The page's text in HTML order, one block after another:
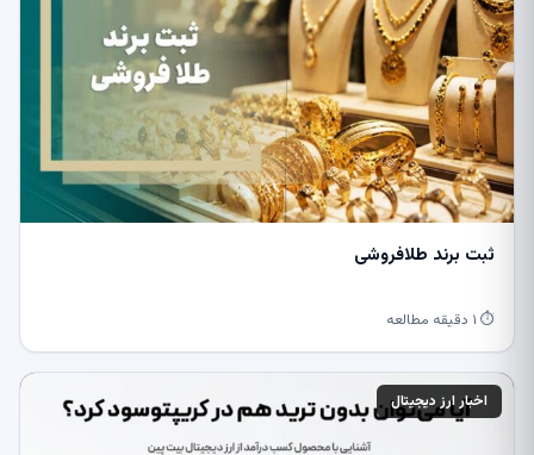
ثبت برند طلافروشی
⏱ ۱ دقیقه مطالعه
اخبار ارز دیجیتال